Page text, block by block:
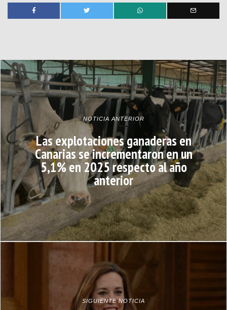
NOTICIA ANTERIOR
Las explotaciones ganaderas en
Canarias se incrementaron en un
5,1% en 2025 respecto al año
anterior
SIGUIENTE NOTICIA